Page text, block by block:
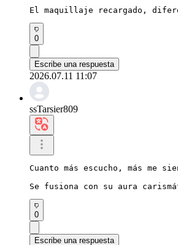
El maquillaje recargado,
0
Escribe una respuesta
2026.07.11 11:07
ssTarsier809
Cuanto más escucho, más me
Se fusiona con su aura
0
Escribe una respuesta